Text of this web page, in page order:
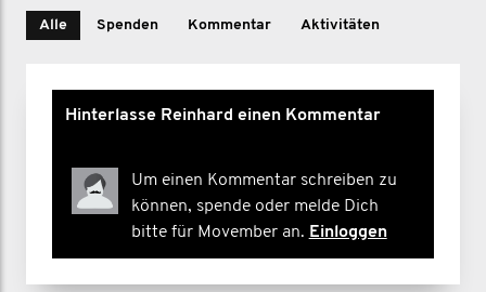
Alle Spenden Kommentar Aktivitäten
Hinterlasse Reinhard einen Kommentar
Um einen Kommentar schreiben zu
können, spende oder melde Dich
bitte für Movember an. Einloggen